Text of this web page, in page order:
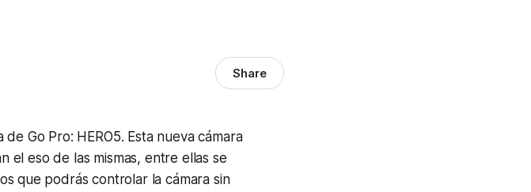
Share
Go Pro: HERO5. Esta nueva cámara
el eso de las mismas, entre ellas se
que podrás controlar la cámara sin